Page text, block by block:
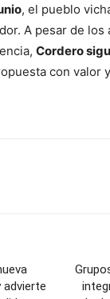
, el pueblo
A pesar de los
Cordero
con valor